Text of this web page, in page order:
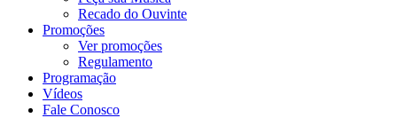
Recado do Ouvinte
Promoções
Ver promoções
Regulamento
Programação
Vídeos
Fale Conosco